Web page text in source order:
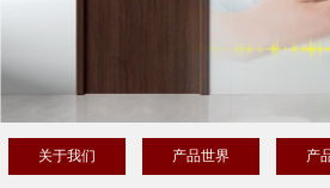
关于我们 产品世界 产